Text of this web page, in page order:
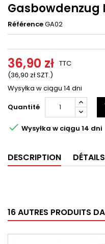
Gasbowdenzug
RéférenceGA02
36,90 zł
(36,90 zł SZT.)
TTC
Wysyłka w ciągu 14 dni
Quantité
 Wysyłka w ciągu 14 dni
DESCRIPTION
16 AUTRES PRODUITS